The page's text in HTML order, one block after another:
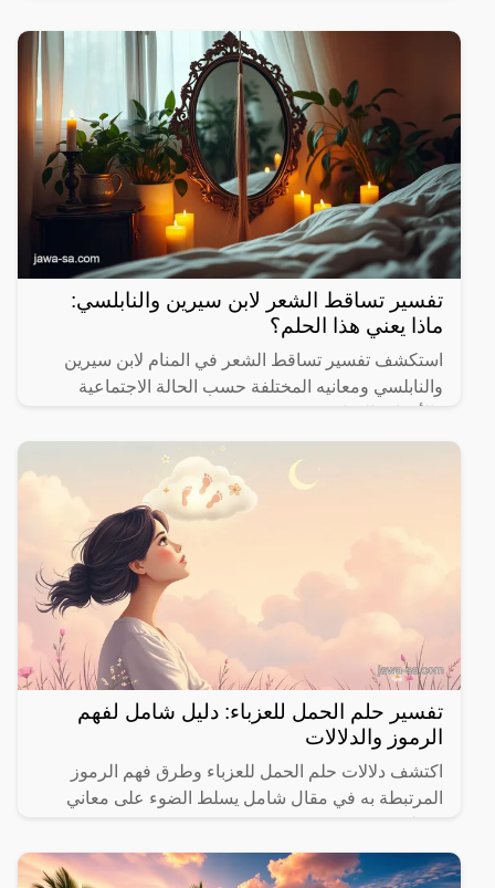
تفسير تساقط الشعر لابن سيرين والنابلسي:
ماذا يعني هذا الحلم؟
استكشف تفسير تساقط الشعر في المنام لابن سيرين
والنابلسي ومعانيه المختلفة حسب الحالة الاجتماعية
تفسير حلم الحمل للعزباء: دليل شامل لفهم
الرموز والدلالات
اكتشف دلالات حلم الحمل للعزباء وطرق فهم الرموز
المرتبطة به في مقال شامل يسلط الضوء على معاني